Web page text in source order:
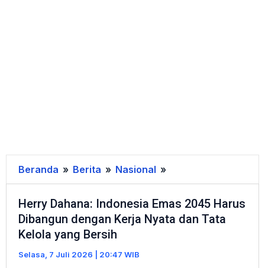
Beranda » Berita » Nasional »
Dahana:
Indonesia
Emas
Herry Dahana: Indonesia Emas 2045 Harus
Dibangun dengan Kerja Nyata dan Tata
Kelola yang Bersih
Selasa, 7 Juli 2026 | 20:47 WIB